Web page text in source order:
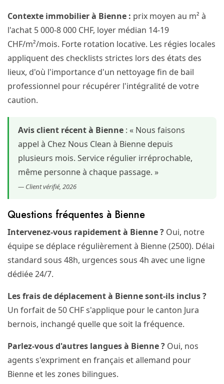
Contexte immobilier à Bienne : prix moyen au m² à
l'achat 5 000-8 000 CHF, loyer médian 14-19
CHF/m²/mois. Forte rotation locative. Les régies locales
appliquent des checklists strictes lors des états des
lieux, d'où l'importance d'un nettoyage fin de bail
professionnel pour récupérer l'intégralité de votre
caution.
Avis client récent à Bienne : « Nous faisons
appel à Chez Nous Clean à Bienne depuis
plusieurs mois. Service régulier irréprochable,
même personne à chaque passage. »
— Client vérifié, 2026
Questions fréquentes à Bienne
Intervenez-vous rapidement à Bienne ? Oui, notre
équipe se déplace régulièrement à Bienne (2500). Délai
standard sous 48h, urgences sous 4h avec une ligne
dédiée 24/7.
Les frais de déplacement à Bienne sont-ils inclus ?
Un forfait de 50 CHF s'applique pour le canton Jura
bernois, inchangé quelle que soit la fréquence.
Parlez-vous d'autres langues à Bienne ? Oui, nos
agents s'expriment en français et allemand pour
Bienne et les zones bilingues.